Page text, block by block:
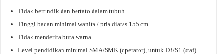
Tidak bertindik dan bertato dalam tubuh
Tinggi badan minimal wanita / pria diatas 155 cm
Tidak menderita buta warna
Level pendidikan minimal SMA/SMK (operator), untuk D3/S1 (staf)